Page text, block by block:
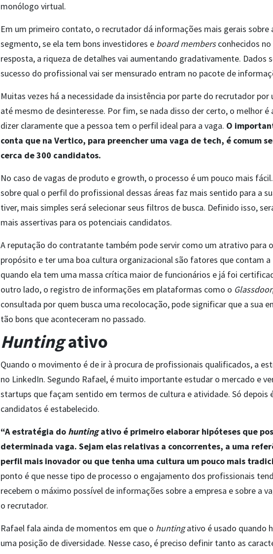
monólogo virtual.
Em um primeiro contato, o recrutador dá informações mais gerais sobre
segmento, se ela tem bons investidores e board membersconhecidos no
resposta, a riqueza de detalhes vai aumentando gradativamente. Dados
sucesso do profissional vai ser mensurado entram no pacote de
Muitas vezes há a necessidade da insistência por parte do recrutador
até mesmo de desinteresse. Por fim, se nada disso der certo, o melhor
dizer claramente que a pessoa tem o perfil ideal para a vaga. O
conta que na Vertico, para preencher uma vaga de tech, é comum
cerca de 300 candidatos.
No caso de vagas de produto e growth, o processo é um pouco mais
sobre qual o perfil do profissional dessas áreas faz mais sentido para a
tiver, mais simples será selecionar seus filtros de busca. Definido isso,
mais assertivas para os potenciais candidatos.
A reputação do contratante também pode servir como um atrativo para
propósito e ter uma boa cultura organizacional são fatores que contam
quando ela tem uma massa crítica maior de funcionários e já foi
outro lado, o registro de informações em plataformas como o Glassdoor
consultada por quem busca uma recolocação, pode significar que a sua
tão bons que aconteceram no passado.
Huntingativo
Quando o movimento é de ir à procura de profissionais qualificados, a
no LinkedIn. Segundo Rafael, é muito importante estudar o mercado e
startups que façam sentido em termos de cultura e atividade. Só depois
candidatos é estabelecido.
“A estratégia do huntingativo é primeiro elaborar hipóteses que
determinada vaga. Sejam elas relativas a concorrentes, a uma
perfil mais inovador ou que tenha uma cultura um pouco mais
ponto é que nesse tipo de processo o engajamento dos profissionais
recebem o máximo possível de informações sobre a empresa e sobre a
o recrutador.
Rafael fala ainda de momentos em que o huntingativo é usado quando
uma posição de diversidade. Nesse caso, é preciso definir tanto as